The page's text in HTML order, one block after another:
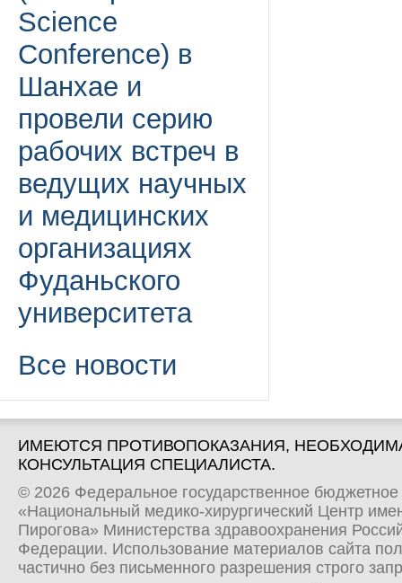
Science
Conference) в
Шанхае и
провели серию
рабочих встреч в
ведущих научных
и медицинских
организациях
Фуданьского
университета
Все новости
ИМЕЮТСЯ ПРОТИВОПОКАЗАНИЯ,
КОНСУЛЬТАЦИЯ СПЕЦИАЛИСТА.
© 2026 Федеральное государственное
«Национальный медико-хирургический Центр
Пирогова» Министерства здравоохранения
Федерации. Использование материалов сайта
частично без письменного разрешения строго